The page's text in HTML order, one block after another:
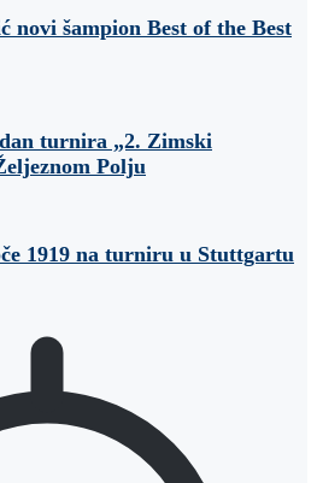
novi šampion Best of the Best
turnira „2. Zimski
Polju
1919 na turniru u Stuttgartu